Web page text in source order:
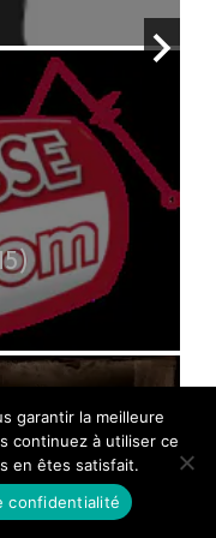
1er août
garantir la meilleure
continuez à utiliser ce
en êtes satisfait.
confidentialité